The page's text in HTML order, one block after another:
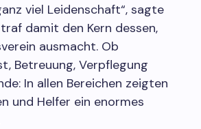
viel Leidenschaft“, sagte
damit den Kern dessen,
ausmacht. Ob
Betreuung, Verpflegung
In allen Bereichen zeigten
und Helfer ein enormes